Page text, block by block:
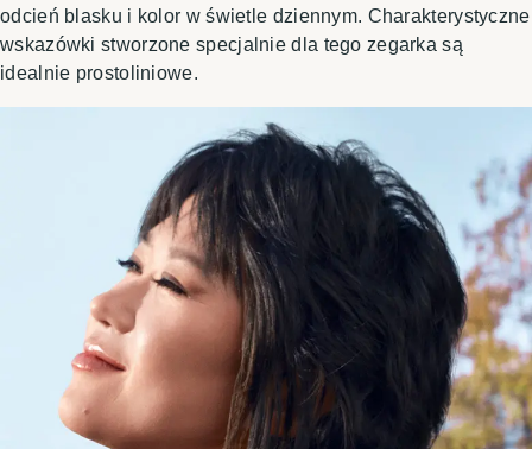
odcień blasku i kolor w świetle dziennym. Charakterystyczne
wskazówki stworzone specjalnie dla tego zegarka są
idealnie prostoliniowe.